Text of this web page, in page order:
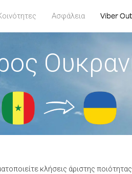
Ασφάλεια Viber Out
κλήσεις άριστης